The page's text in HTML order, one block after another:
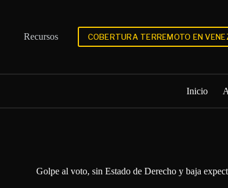
Recursos
COBERTURA TERREMOTO EN
Inicio
Golpe al voto, sin Estado de Derecho y baja